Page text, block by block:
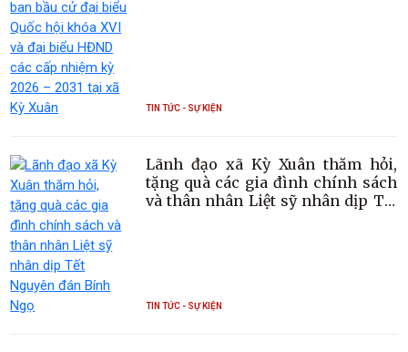
TIN TỨC - SỰ KIỆN
Lãnh đạo xã Kỳ Xuân thăm hỏi,
tặng quà các gia đình chính sách
và thân nhân Liệt sỹ nhân dịp Tết
TIN TỨC - SỰ KIỆN